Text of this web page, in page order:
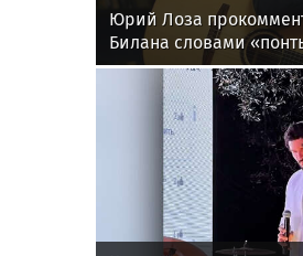
Юрий Лоза
Билана словами